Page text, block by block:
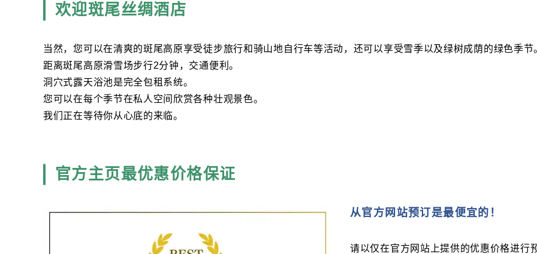
欢迎斑尾丝绸酒店
当然，您可以在清爽的斑尾高原享受徒步旅行和骑山地自行车等活动，还可以享受雪季以及绿树成荫的绿色季节
距离斑尾高原滑雪场步行2分钟，交通便利。
洞穴式露天浴池是完全包租系统。
您可以在每个季节在私人空间欣赏各种壮观景色。
我们正在等待你从心底的来临。
官方主页最优惠价格保证
从官方网站预订是最便宜的！
请以仅在官方网站上提供的优惠价格进行